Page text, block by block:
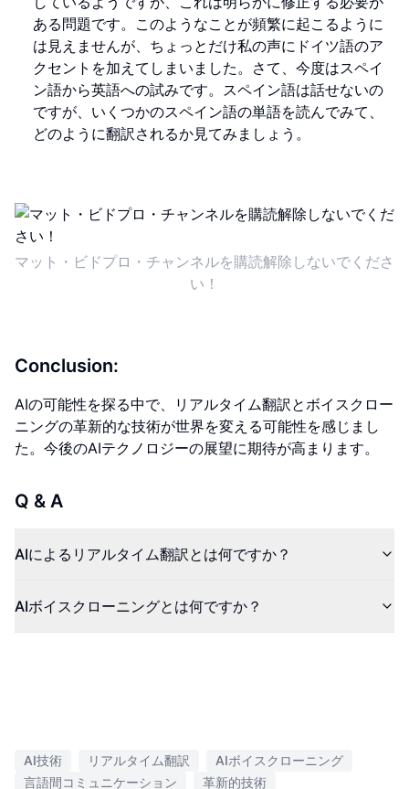
ある問題です。このようなことが頻繁に起こるように
は見えませんが、ちょっとだけ私の声にドイツ語のア
クセントを加えてしまいました。さて、今度はスペイ
ン語から英語への試みです。スペイン語は話せないの
ですが、いくつかのスペイン語の単語を読んでみて、
どのように翻訳されるか見てみましょう。
マット・ビドプロ・チャンネルを購読解除しないでくださ
い！
Conclusion:
AIの可能性を探る中で、リアルタイム翻訳とボイスクロー
ニングの革新的な技術が世界を変える可能性を感じまし
た。今後のAIテクノロジーの展望に期待が高まります。
Q & A
AIによるリアルタイム翻訳とは何ですか？
AIボイスクローニングとは何ですか？
AI技術 リアルタイム翻訳
AIボイスクローニング
言語間コミュニケーション
革新的技術